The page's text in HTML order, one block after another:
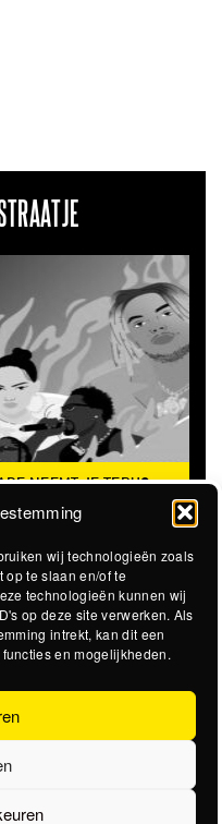
wij technologieën zoals
op te slaan en/of te
technologieën kunnen wij
op deze site verwerken. Als
intrekt, kan dit een
en mogelijkheden.
NEEMT JE TERUG
ZOMER VAN 2016